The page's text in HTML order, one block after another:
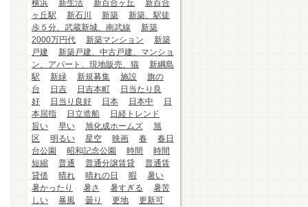
横浜
新生活 新百合ヶ丘
新百合
ヶ丘駅
新石川 新築
新築、駅徒
歩５分、武蔵新城、南武線
新築
2000万円代
新築マンション
新築
戸建
新築戸建、中古戸建、マンショ
ン、アパート、現地販売、猫
新綱島
駅
新緑 新規募集 施設
旗の
台
日吉 日吉本町
日当たり良
好
日当り良好 日本 日本中
日
本屈指
日立造船
日経トレンド
旨い
早い 旭化成ホームズ
旭
区
明るい 星空 映画 春
春日
台公園
昭和記念公園 時間
時間
短縮
普通 普通分譲賃貸
普通賃
貸借
晴れ 晴れの日 暇
暑い
暑かったり
暑さ 暑すぎる
暑苦
しい
暴風 曇り 更地
更新可